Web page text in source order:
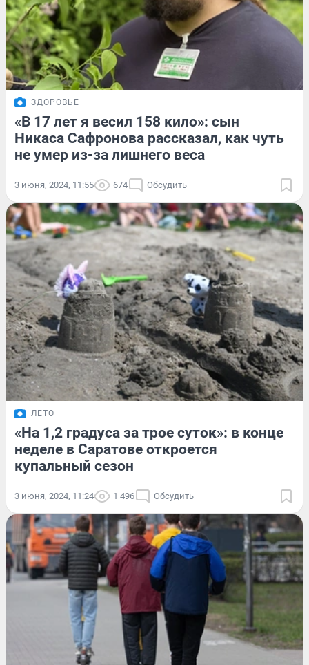
ЗДОРОВЬЕ
«В 17 лет я весил 158 кило»: сын
Никаса Сафронова рассказал, как чуть
не умер из-за лишнего веса
3 июня, 2024, 11:55 674 Обсудить
ЛЕТО
«На 1,2 градуса за трое суток»: в конце
неделе в Саратове откроется
купальный сезон
3 июня, 2024, 11:24 1 496 Обсудить